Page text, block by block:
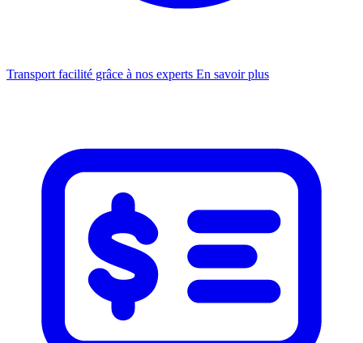
Transport facilité grâce à nos experts En savoir plus